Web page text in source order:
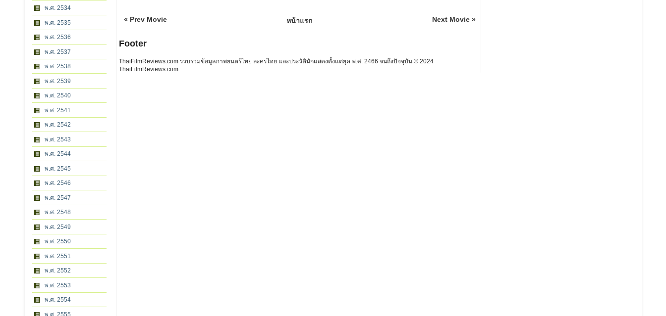
พ.ศ. 2534
พ.ศ. 2535
พ.ศ. 2536
พ.ศ. 2537
พ.ศ. 2538
พ.ศ. 2539
พ.ศ. 2540
พ.ศ. 2541
พ.ศ. 2542
พ.ศ. 2543
พ.ศ. 2544
พ.ศ. 2545
พ.ศ. 2546
พ.ศ. 2547
พ.ศ. 2548
พ.ศ. 2549
พ.ศ. 2550
พ.ศ. 2551
พ.ศ. 2552
พ.ศ. 2553
พ.ศ. 2554
พ.ศ. 2555
« Prev Movie Next Movie »
หน้าแรก
Footer
ThaiFilmReviews.com รวบรวมข้อมูลภาพยนตร์ไทย ละครไทย และประวัตินักแสดงตั้งแต่ยุค พ.ศ. 2466 จนถึงปัจจุบัน © 2024
ThaiFilmReviews.com